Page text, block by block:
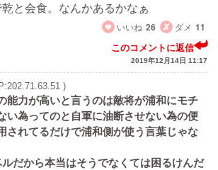
と会食。なんかあるかなぁ
いいね 26 ダメ 11
このコメントに返信
2019年12月14日 11:17
)
能力が高いと言うのは敵将が浦和にモチ
い為ってのと自軍に油断させない為の便
されてるだけで浦和側が使う言葉じゃな
だから本当はそうでなくては困るけんだ